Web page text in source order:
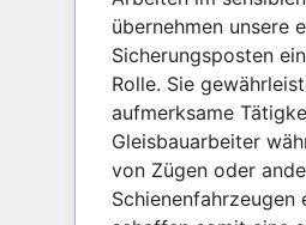
übernehmen unsere
Sicherungsposten
Rolle. Sie
aufmerksame
Gleisbauarbeiter
von Zügen oder